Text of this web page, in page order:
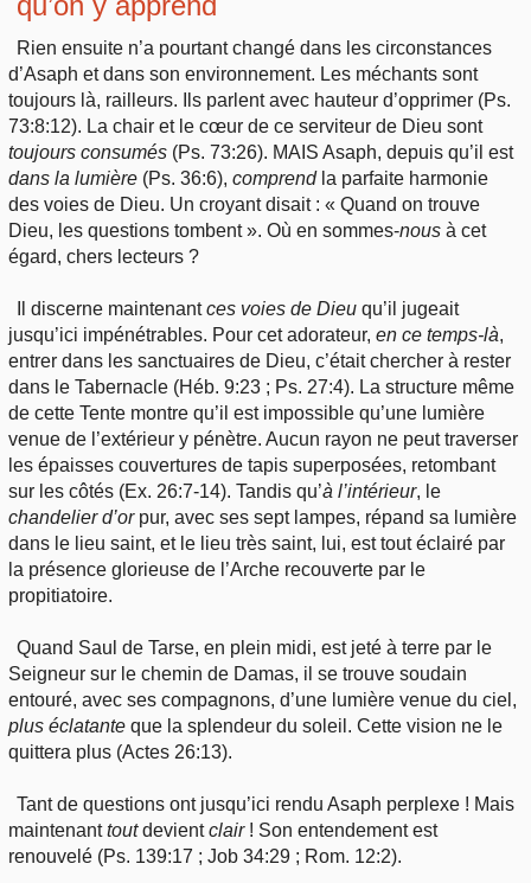
Rien ensuite n’a pourtant changé dans les circonstances
d’Asaph et dans son environnement. Les méchants sont
toujours là, railleurs. Ils parlent avec hauteur d’opprimer (Ps.
73:8:12). La chair et le cœur de ce serviteur de Dieu sont
toujours consumés (Ps. 73:26). MAIS Asaph, depuis qu’il est
dans la lumière (Ps. 36:6), comprendla parfaite harmonie
des voies de Dieu. Un croyant disait : « Quand on trouve
Dieu, les questions tombent ». Où en sommes-nous à cet
égard, chers lecteurs ?
Il discerne maintenantces voies de Dieu qu’il jugeait
jusqu’ici impénétrables. Pour cet adorateur, en ce temps-là,
entrer dans les sanctuaires de Dieu, c’était chercher à rester
dans le Tabernacle (Héb. 9:23 ; Ps. 27:4). La structure même
de cette Tente montre qu’il est impossible qu’une lumière
venue de l’extérieur y pénètre. Aucun rayon ne peut traverser
les épaisses couvertures de tapis superposées, retombant
sur les côtés (Ex. 26:7-14). Tandis qu’à l’intérieur, le
chandelierd’orpur, avec ses sept lampes, répand sa lumière
dans le lieu saint, et le lieu très saint, lui, est tout éclairé par
la présence glorieuse de l’Arche recouverte par le
propitiatoire.
Quand Saul de Tarse, en plein midi, est jeté à terre par le
Seigneur sur le chemin de Damas, il se trouve soudain
entouré, avec ses compagnons, d’une lumière venue du ciel,
plus éclatante que la splendeur du soleil. Cette vision ne le
quittera plus (Actes 26:13).
Tant de questions ont jusqu’ici rendu Asaph perplexe ! Mais
maintenanttoutdevientclair! Son entendement est
renouvelé (Ps. 139:17 ; Job 34:29 ; Rom. 12:2).